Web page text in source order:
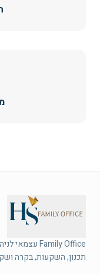
תכנון, השקעות, בקרה